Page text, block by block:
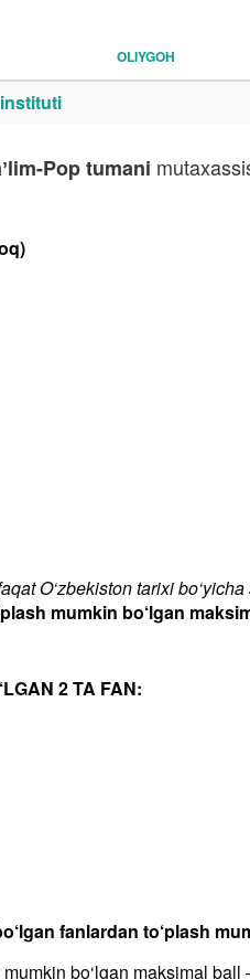
OLIYGOH
Pop tumani
O‘zbekiston tarixi
mumkin bo‘lgan
2 TA FAN:
fanlardan to‘plash
bo‘lgan maksimal ball